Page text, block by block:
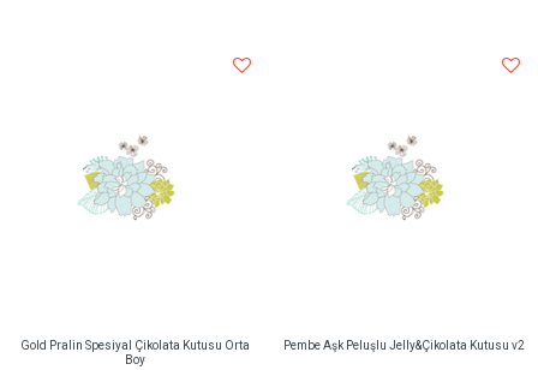
Gold Pralin Spesiyal Çikolata Kutusu Orta
Boy
Pembe Aşk Peluşlu Jelly&Çikolata Kutusu v2